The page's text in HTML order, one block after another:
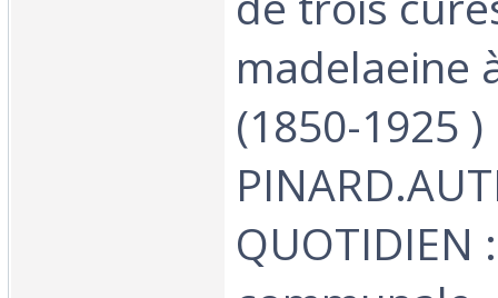
madelaeine
(1850-1925
QUOTIDIEN